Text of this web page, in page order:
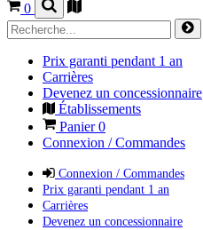
0
Prix garanti pendant 1 an
Carrières
Devenez un concessionnaire
Établissements
Panier0
Connexion / Commandes
Connexion / Commandes
Prix garanti pendant 1 an
Carrières
Devenez un concessionnaire